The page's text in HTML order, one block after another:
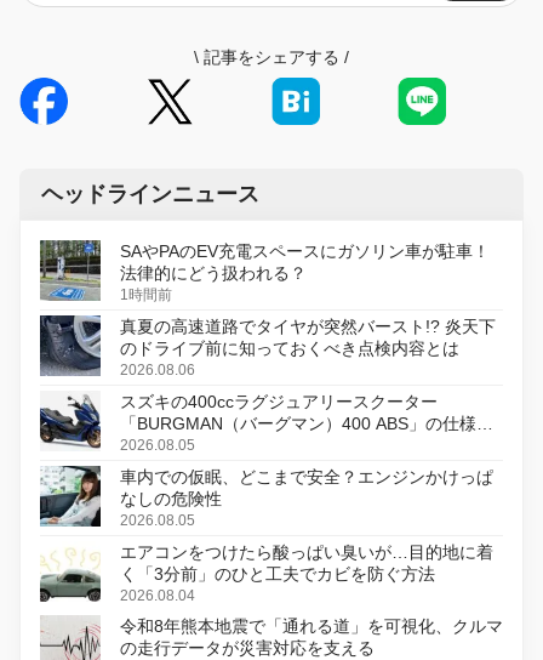
\ 記事をシェアする /
ヘッドラインニュース
SAやPAのEV充電スペースにガソリン車が駐車！
法律的にどう扱われる？
1時間前
真夏の高速道路でタイヤが突然バースト!? 炎天下
のドライブ前に知っておくべき点検内容とは
2026.08.06
スズキの400ccラグジュアリースクーター
「BURGMAN（バーグマン）400 ABS」の仕様を
変更し、8月18日に発売
2026.08.05
車内での仮眠、どこまで安全？エンジンかけっぱ
なしの危険性
2026.08.05
エアコンをつけたら酸っぱい臭いが…目的地に着
く「3分前」のひと工夫でカビを防ぐ方法
2026.08.04
令和8年熊本地震で「通れる道」を可視化、クルマ
の走行データが災害対応を支える